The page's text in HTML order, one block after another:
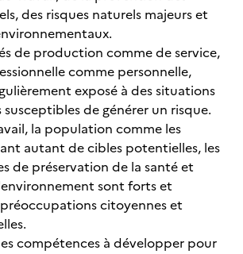
des risques naturels majeurs et
de production comme de service,
comme personnelle,
exposé à des situations
de générer un risque.
la population comme les
autant de cibles potentielles, les
de préservation de la santé et
sont forts et
citoyennes et
compétences à développer pour